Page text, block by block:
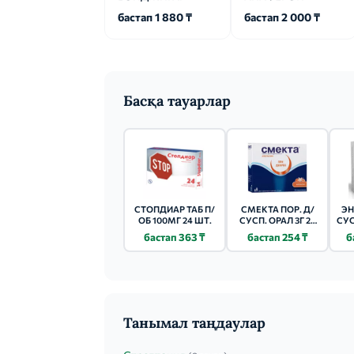
бастап 1 880 ₸ бастап 2 000 ₸
Басқа тауарлар
СТОПДИАР ТАБ П/
ОБ 100МГ 24 ШТ.
бастап 363 ₸
СМЕКТА ПОР. Д/
СУСП. ОРАЛ 3Г 20
бастап 254 ₸
Танымал таңдаулар